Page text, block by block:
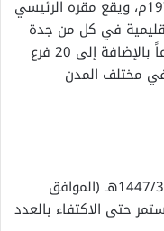
بموجب مرسوم ملكي بتاريخ 4 يونيو 1977م، ويقع مقره الرئيسي
في كل من جدة
والخبر، ويبلغ عدد فروعه أكثر من 85 فرعاً بالإضافة إلى 20 فرع
في مختلف المدن
يبدأ التقديم اعتبارًا من اليوم الثلاثاء 1447/3/3هـ (الموافق
حتى الاكتفاء بالعدد